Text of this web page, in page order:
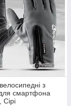
з
смартфона